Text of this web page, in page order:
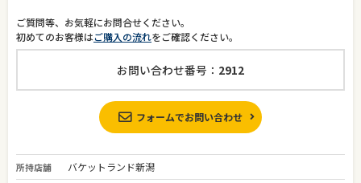
ご質問等、お気軽にお問合せください。
初めてのお客様はご購入の流れをご確認ください。
お問い合わせ番号： 2912
フォームでお問い合わせ
所持店舗 バケットランド新潟